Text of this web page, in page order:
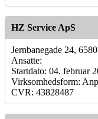
HZ Service ApS
Jernbanegade 24,
Ansatte:
Startdato: 04. februar
Virksomhedsform:
CVR: 43828487